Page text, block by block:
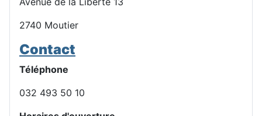
2740 Moutier
Contact
Téléphone
032 493 50 10